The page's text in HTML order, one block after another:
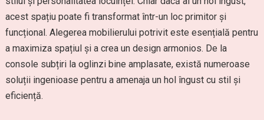
acest spațiu poate fi transformat într-un loc primitor și
funcțional. Alegerea mobilierului potrivit este esențială pentru
a maximiza spațiul și a crea un design armonios. De la
console subțiri la oglinzi bine amplasate, există numeroase
soluții ingenioase pentru a amenaja un hol îngust cu stil și
eficiență.